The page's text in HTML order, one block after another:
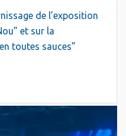
de l’exposition
et sur la
toutes sauces”